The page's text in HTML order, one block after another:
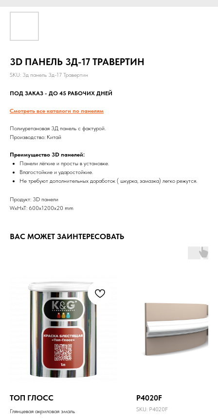
3D ПАНЕЛЬ 3Д-17 ТРАВЕРТИН
SKU: 3д панель 3д-17 Травертин
ПОД ЗАКАЗ - ДО 45 РАБОЧИХ ДНЕЙ
Смотреть все каталоги по панелям
Полиуретановая 3Д панель с фактурой.
Производство: Китай
Преимущество 3D панелей:
Панели лёгкие и просты в установке.
Влагостойкие и ударостойкие.
Не требуют дополнительных доработок ( шкурка, замазка) легко режутся.
Продукт: 3D панели
WxHxT: 600x1200x20 mm
ВАС МОЖЕТ ЗАИНТЕРЕСОВАТЬ
ТОП ГЛОСС
Глянцевая акриловая эмаль
P4020F
SKU: P4020F